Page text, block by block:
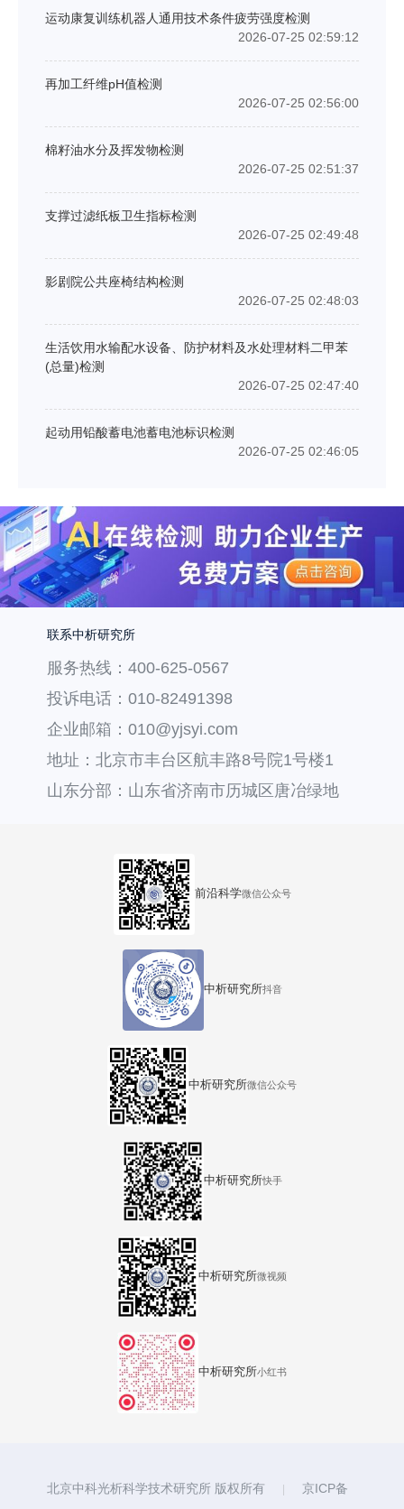
运动康复训练机器人通用技术条件疲劳强度检测
2026-07-25 02:59:12
再加工纤维pH值检测
2026-07-25 02:56:00
棉籽油水分及挥发物检测
2026-07-25 02:51:37
支撑过滤纸板卫生指标检测
2026-07-25 02:49:48
影剧院公共座椅结构检测
2026-07-25 02:48:03
生活饮用水输配水设备、防护材料及水处理材料二甲苯
(总量)检测
2026-07-25 02:47:40
起动用铅酸蓄电池蓄电池标识检测
2026-07-25 02:46:05
联系中析研究所
服务热线：400-625-0567
投诉电话：010-82491398
企业邮箱：010@yjsyi.com
地址：北京市丰台区航丰路8号院1号楼1
层121
山东分部：山东省济南市历城区唐冶绿地
前沿科学微信公众号
中析研究所抖音
中析研究所微信公众号
中析研究所快手
中析研究所微视频
中析研究所小红书
北京中科光析科学技术研究所 版权所有 | 京ICP备